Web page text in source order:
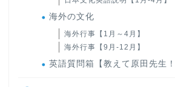
海外の文化
海外行事【1月～4月】
海外行事【9月-12月】
英語質問箱【教えて原田先生！